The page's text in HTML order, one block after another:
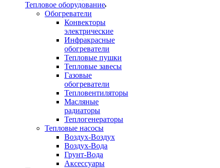
Тепловое оборудование
Обогреватели
Конвекторы
электрические
Инфракрасные
обогреватели
Тепловые пушки
Тепловые завесы
Газовые
обогреватели
Тепловентиляторы
Масляные
радиаторы
Теплогенераторы
Тепловые насосы
Воздух-Воздух
Воздух-Вода
Грунт-Вода
Аксессуары